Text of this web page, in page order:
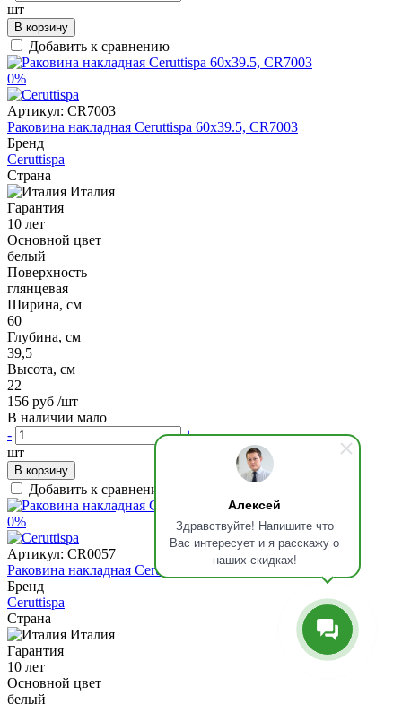
Алексей
Здравствуйте! Напишите что
Вас интересует и я расскажу о
наших скидках!
шт
В корзину
Добавить к сравнению
0%
Артикул: CR7003
Раковина накладная Ceruttispa 60x39.5, CR7003
Бренд
Ceruttispa
Страна
Италия
Гарантия
10 лет
Основной цвет
белый
Поверхность
глянцевая
Ширина, см
60
Глубина, см
39,5
Высота, см
22
156 руб /шт
В наличии мало
-
+
шт
В корзину
Добавить к сравнению
0%
Артикул: CR0057
Раковина накладная Ceruttispa 42x42, CR0057
Бренд
Ceruttispa
Страна
Италия
Гарантия
10 лет
Основной цвет
белый